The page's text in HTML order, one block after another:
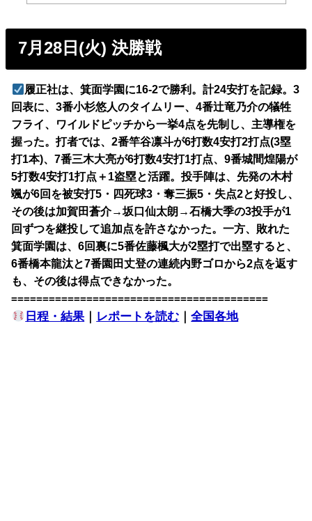
7月28日(火) 決勝戦
履正社は、箕面学園に16-2で勝利。計24安打を記録。3
回表に、3番小杉悠人のタイムリー、4番辻竜乃介の犠牲
フライ、ワイルドピッチから一挙4点を先制し、主導権を
握った。打者では、2番竿谷凛斗が6打数4安打2打点(3塁
打1本)、7番三木大亮が6打数4安打1打点、9番城間煌陽が
5打数4安打1打点＋1盗塁と活躍。投手陣は、先発の木村
颯が6回を被安打5・四死球3・奪三振5・失点2と好投し、
その後は加賀田蒼介→坂口仙太朗→石橋大季の3投手が1
回ずつを継投して追加点を許さなかった。一方、敗れた
箕面学園は、6回裏に5番佐藤楓大が2塁打で出塁すると、
6番橋本龍汰と7番園田丈登の連続内野ゴロから2点を返す
も、その後は得点できなかった。
=========================================
日程・結果｜ レポートを読む ｜全国各地